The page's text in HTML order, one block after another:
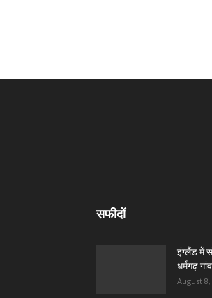
सफीदों
इंग्लैंड में
धर्मगढ़
August 8,